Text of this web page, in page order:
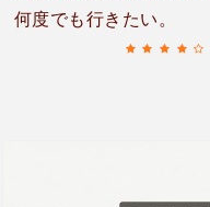
何度でも行きたい。